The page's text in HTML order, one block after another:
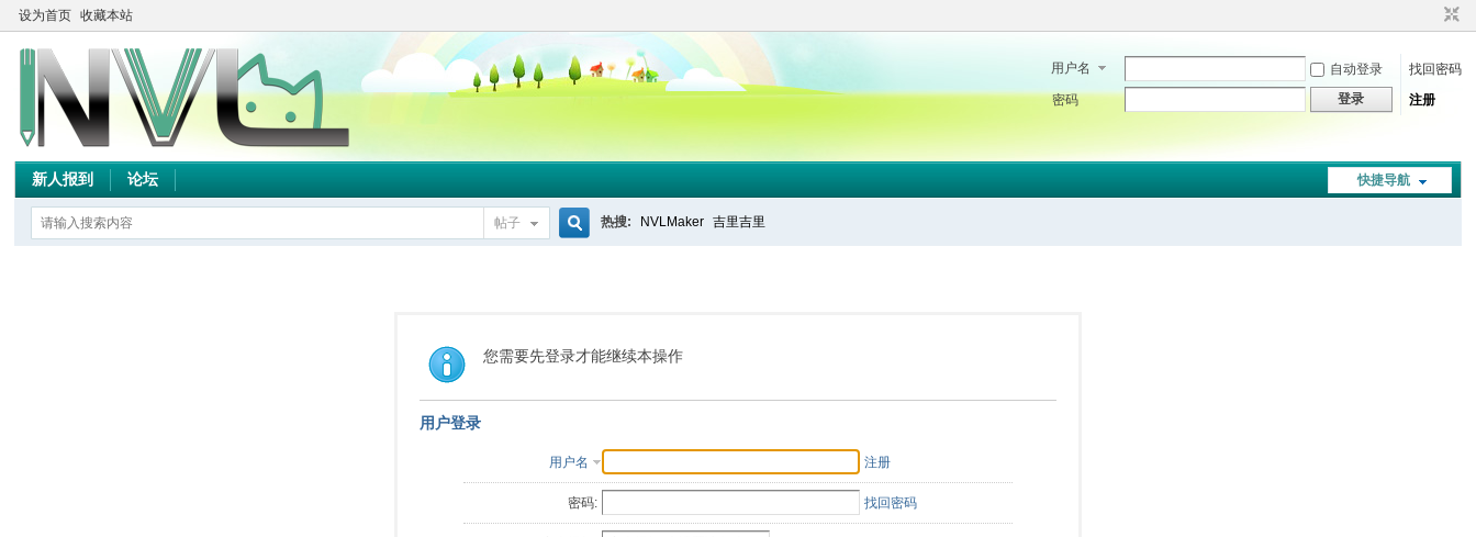
设为首页 收藏本站
用户名 自动登录
找回密码
密码
登录 注册
快捷导航
新人报到 论坛
帖子
索
热搜: NVLMaker 吉里吉里
您需要先登录才能继续本操作
用户登录
用户名 注册
密码: 找回密码